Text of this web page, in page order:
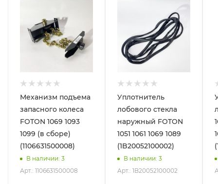
Механизм подъема
запасного колеса
FOTON 1069 1093
1099 (в сборе)
(1106631500008)
В наличии: 3
Арт.: 1106631500008
Уплотнитель
лобового стекла
наружный FOTON
1051 1061 1069 1089
(1B20052100002)
В наличии: 3
Арт.: 1B20052100002